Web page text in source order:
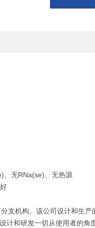
、无RNa(se)、无热源
支机构。该公司设计和生
计和研发一切从使用者的